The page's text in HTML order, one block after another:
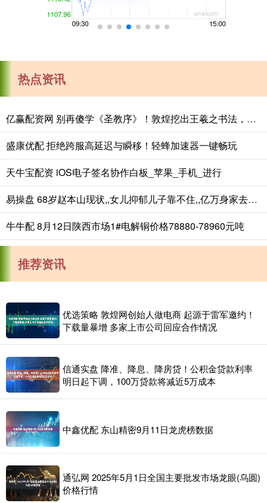
热点资讯
亿赢配资网 别再傻学《圣教序》！敦煌挖出王羲之书法，字字无损，揭露祖传笔法
盛康优配 拒绝跨服高延迟与瞬移！轻蜂加速器一键畅玩
天牛宝配资 iOS电子签名协作白板_苹果_手机_进行
易操盘 68岁赵本山现状,,女儿抑郁儿子靠不住,,亿万身家去向揭秘_球球_父亲_网友
牛牛配 8月12日陕西市场1#电解铜价格78880-78960元吨
推荐资讯
优选策略 敦煌网创始人做电商 起源于雷军邀约！
下载量暴增 多家上市公司回应合作情况
信通实盘 降准、降息、降房贷！公积金贷款利率
明日起下调，100万贷款将减近5万成本
中鑫优配 东山精密9月11日龙虎榜数据
通弘网 2025年5月1日全国主要批发市场龙眼(乌圆)
价格行情